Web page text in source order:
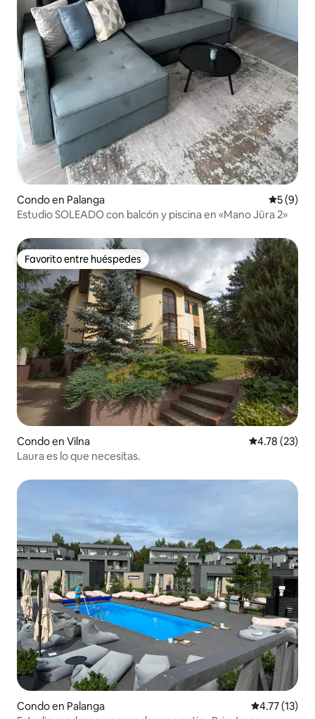
Condo en Palanga
5 (9)
Estudio SOLEADO con balcón y piscina en «Mano Jūra 2»
Favorito entre huéspedes
Favorito entre huéspedes
Condo en Vilna Calificación
4.78 (23)
Laura es lo que necesitas.
Condo en Palanga Calificación
4.77 (13)